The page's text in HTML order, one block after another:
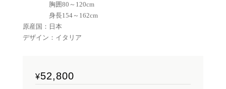
胸囲80～120cm
身長154～162cm
原産国：日本
デザイン：イタリア
¥52,800